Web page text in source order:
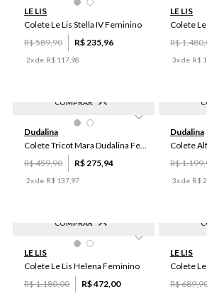
46
48
38 42 50
LE LIS
Colete Le Lis Stella IV Feminino
R$589,90 R$235,96
2x de R$ 117 98
LE LIS
R$1.480,
3x de R$
COMPRAR
M
Dudalina
Colete Tricot Mara Dudalina Feminina
R$459,90 R$275,94
2x de R$ 137 97
Dudalina
R$1.199,
3x de R$
COMPRAR
50
48
36 44 46
LE LIS
Colete Le Lis Helena Feminino
R$1.180,00 R$472,00
LE LIS
Colete
R$689,